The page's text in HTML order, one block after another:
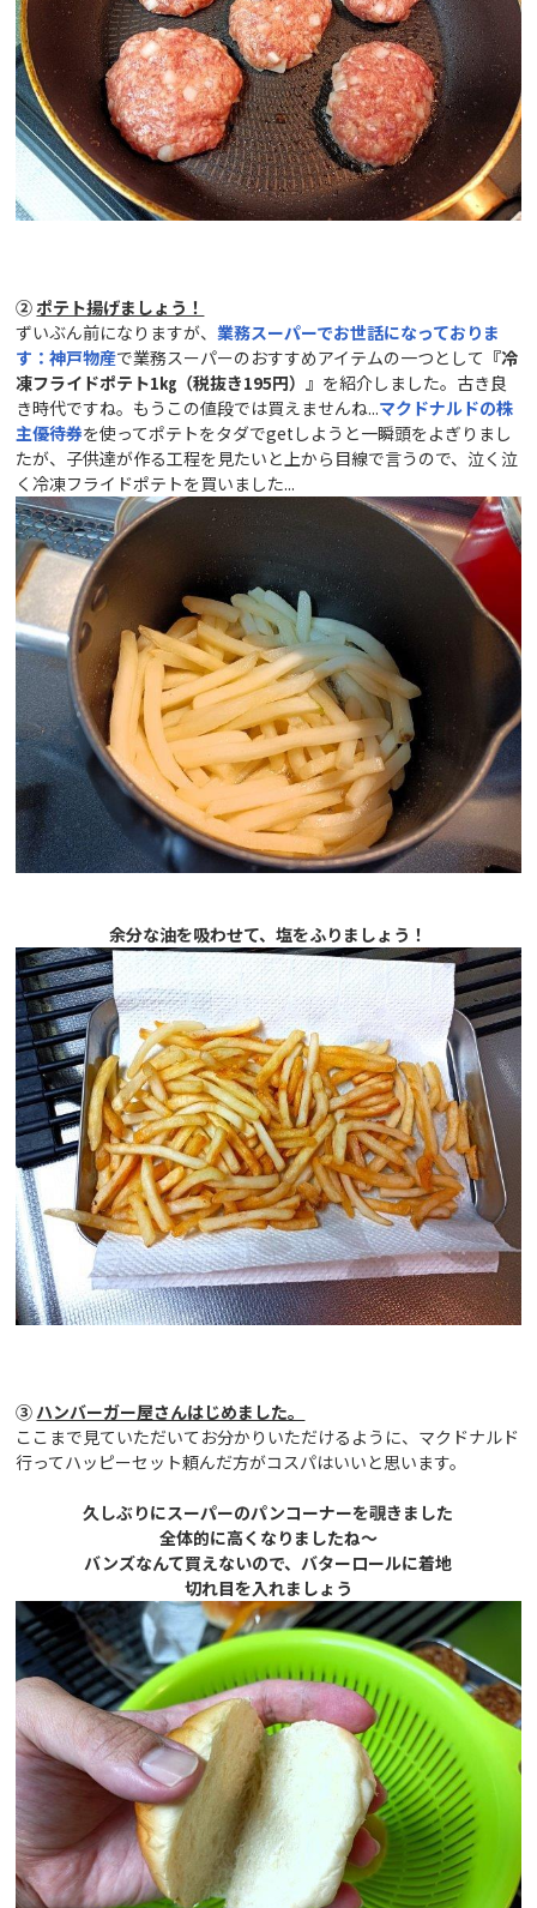
②ポテト揚げましょう！
ずいぶん前になりますが、業務スーパーでお世話になっておりま
す：神戸物産で業務スーパーのおすすめアイテムの一つとして 『冷
凍フライドポテト1㎏（税抜き195円）』 を紹介しました。古き良
き時代ですね。もうこの値段では買えませんね...マクドナルドの株
主優待券を使ってポテトをタダでgetしようと一瞬頭をよぎりまし
たが、子供達が作る工程を見たいと上から目線で言うので、泣く泣
く冷凍フライドポテトを買いました...
余分な油を吸わせて、塩をふりましょう！
③ ハンバーガー屋さんはじめました。
ここまで見ていただいてお分かりいただけるように、マクドナルド
行ってハッピーセット頼んだ方がコスパはいいと思います。
久しぶりにスーパーのパンコーナーを覗きました
全体的に高くなりましたね～
バンズなんて買えないので、バターロールに着地
切れ目を入れましょう